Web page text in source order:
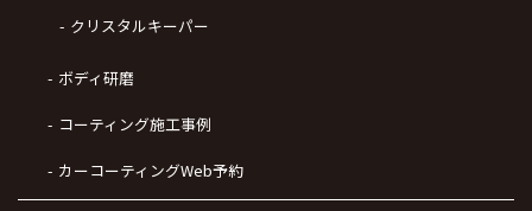
クリスタルキーパー
ボディ研磨
コーティング施工事例
カーコーティングWeb予約